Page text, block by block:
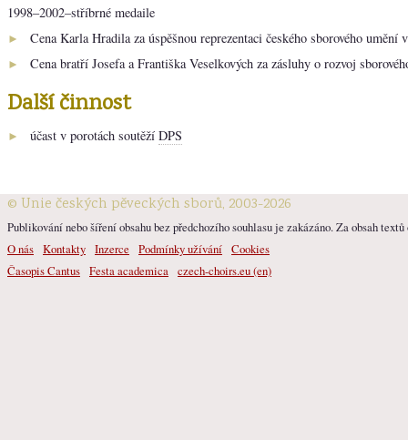
1998–2002–stříbrné medaile
► Cena Karla Hradila za úspěšnou reprezentaci českého sborového umění
► Cena bratří Josefa a Františka Veselkových za zásluhy o rozvoj
Další činnost
► účast v porotách soutěží DPS
© Unie českých pěveckých sborů, 2003-2026
Publikování nebo šíření obsahu bez předchozího souhlasu je zakázáno. Za obsah
O nás Kontakty Inzerce Podmínky užívání Cookies
Časopis Cantus Festa academica czech-choirs.eu (en)